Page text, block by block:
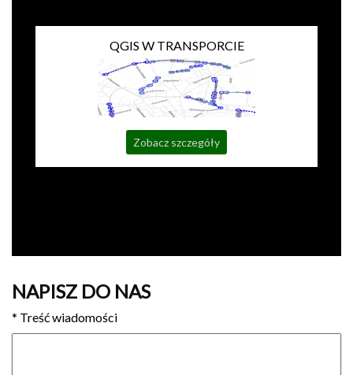
QGIS W TRANSPORCIE
Zobacz szczegóły
NAPISZ DO NAS
* Treść wiadomości